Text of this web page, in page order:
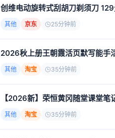
创维电动旋转式刮胡刀剃须刀
其他 京东 25分钟前
2026秋上册王朝霞活页默写能手
其他 淘宝 35分钟前
【2026新】荣恒黄冈随堂课堂
其他 淘宝 35分钟前